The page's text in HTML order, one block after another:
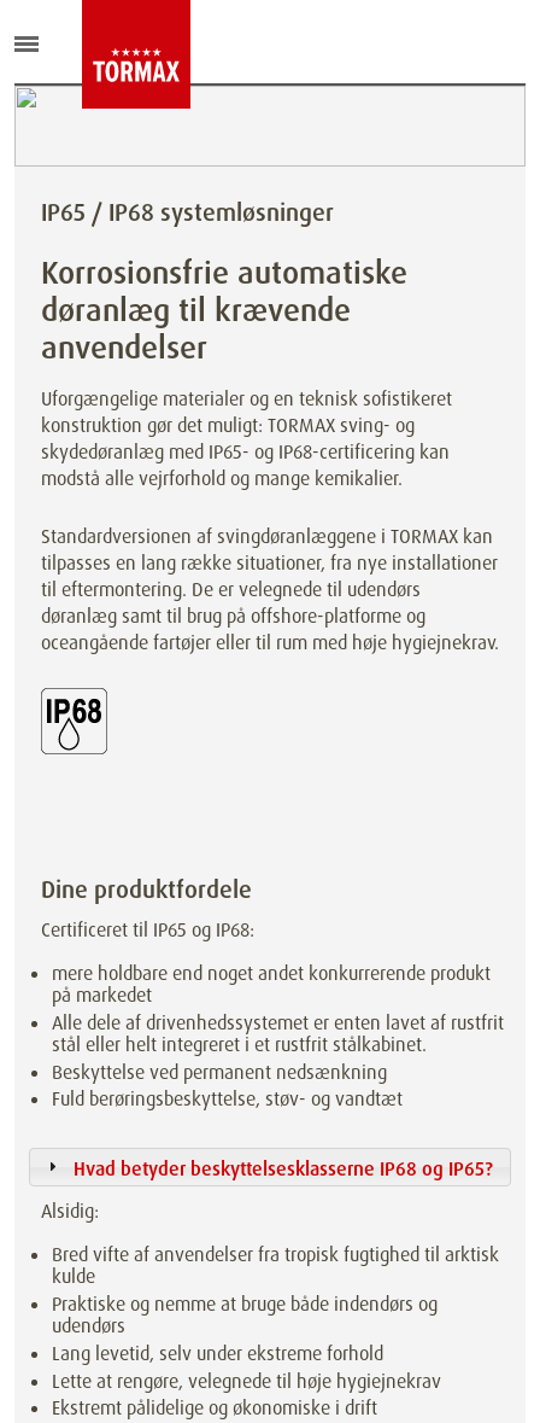
IP65 / IP68 systemløsninger
Korrosionsfrie automatiske
døranlæg til krævende
anvendelser
Uforgængelige materialer og en teknisk sofistikeret
konstruktion gør det muligt: TORMAX sving- og
skydedøranlæg med IP65- og IP68-certificering kan
modstå alle vejrforhold og mange kemikalier.
Standardversionen af svingdøranlæggene i TORMAX kan
tilpasses en lang række situationer, fra nye installationer
til eftermontering. De er velegnede til udendørs
døranlæg samt til brug på offshore-platforme og
oceangående fartøjer eller til rum med høje hygiejnekrav.
Dine produktfordele
Certificeret til IP65 og IP68:
mere holdbare end noget andet konkurrerende produkt
på markedet
Alle dele af drivenhedssystemet er enten lavet af rustfrit
stål eller helt integreret i et rustfrit stålkabinet.
Beskyttelse ved permanent nedsænkning
Fuld berøringsbeskyttelse, støv- og vandtæt
Hvad betyder beskyttelsesklasserne IP68 og IP65?
Alsidig:
Bred vifte af anvendelser fra tropisk fugtighed til arktisk
kulde
Praktiske og nemme at bruge både indendørs og
udendørs
Lang levetid, selv under ekstreme forhold
Lette at rengøre, velegnede til høje hygiejnekrav
Ekstremt pålidelige og økonomiske i drift